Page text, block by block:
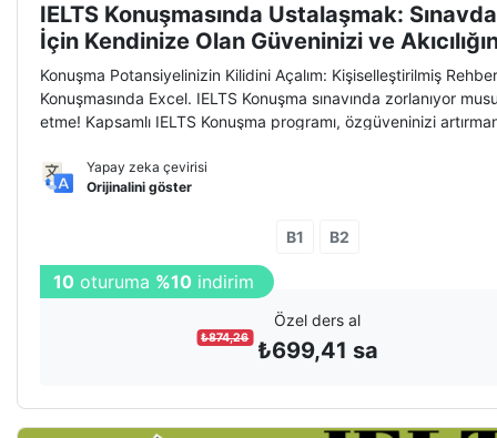
IELTS Konuşmasında Ustalaşmak:
İçin Kendinize Olan Güveninizi ve
Konuşma Potansiyelinizin Kilidini Açalım: Kişiselleştirilmiş
Konuşmasında Excel. IELTS Konuşma sınavında zorlanıyor
etme! Kapsamlı IELTS Konuşma programı, özgüveninizi
için
Yapay zeka çevirisi
Orijinalini göster
B1 B2
İlk oturum%20indirimli
Özel ders al
₺874,26 ₺699,41 sa